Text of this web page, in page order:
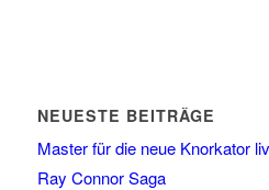
NEUESTE BEITRÄGE
Master für die neue Knorkator
Ray Connor Saga